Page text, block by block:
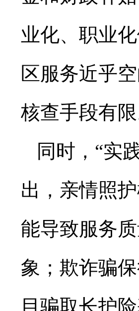
业化、职业
区服务近乎
核查手段有限
同时，“实
出，亲情照
能导致服务
象；欺诈骗
目骗取长护